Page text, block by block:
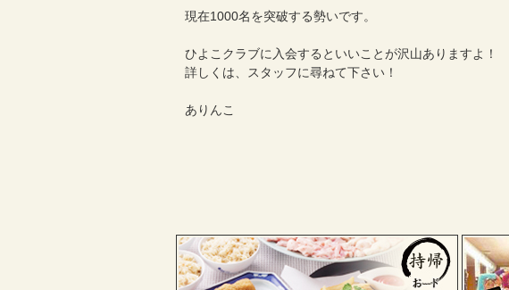
現在1000名を突破する勢いです。
ひよこクラブに入会するといいことが沢山ありますよ！
詳しくは、スタッフに尋ねて下さい！
ありんこ